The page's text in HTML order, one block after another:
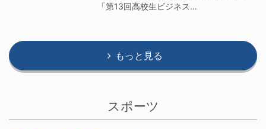
「第13回高校生ビジネス…
もっと見る
スポーツ